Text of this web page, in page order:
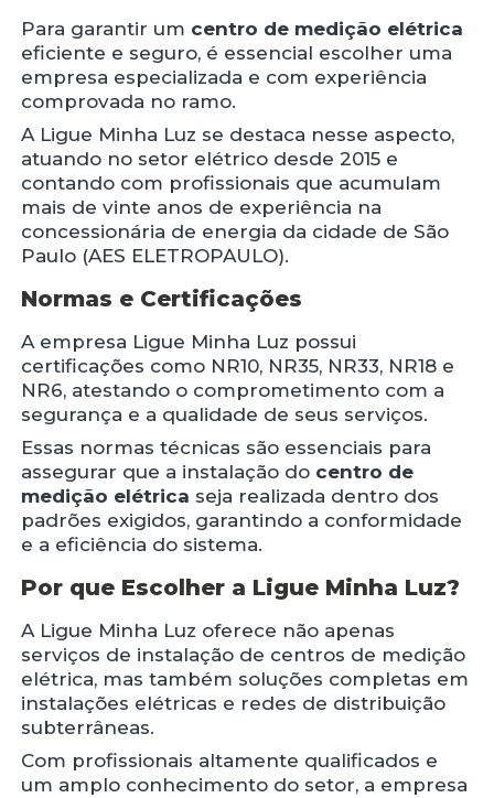
Para garantir um centro de medição elétrica
eficiente e seguro, é essencial escolher uma
empresa especializada e com experiência
comprovada no ramo.
A Ligue Minha Luz se destaca nesse aspecto,
atuando no setor elétrico desde 2015 e
contando com profissionais que acumulam
mais de vinte anos de experiência na
concessionária de energia da cidade de São
Paulo (AES ELETROPAULO).
Normas e Certificações
A empresa Ligue Minha Luz possui
certificações como NR10, NR35, NR33, NR18 e
NR6, atestando o comprometimento com a
segurança e a qualidade de seus serviços.
Essas normas técnicas são essenciais para
assegurar que a instalação do centro de
medição elétrica seja realizada dentro dos
padrões exigidos, garantindo a conformidade
e a eficiência do sistema.
Por que Escolher a Ligue Minha Luz?
A Ligue Minha Luz oferece não apenas
serviços de instalação de centros de medição
elétrica, mas também soluções completas em
instalações elétricas e redes de distribuição
subterrâneas.
Com profissionais altamente qualificados e
um amplo conhecimento do setor, a empresa